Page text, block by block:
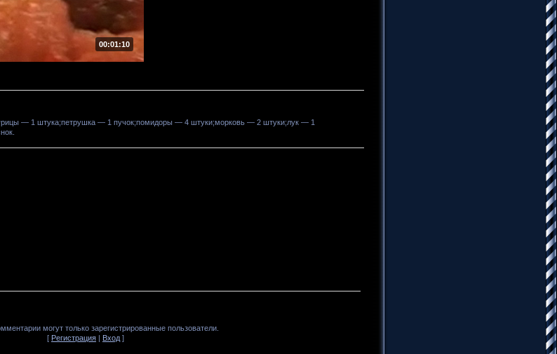
00:01:10
— 1 штука;петрушка — 1 пучок;помидоры — 4 штуки;морковь — 2 штуки;лук — 1
могут только зарегистрированные пользователи.
[ Регистрация | Вход ]